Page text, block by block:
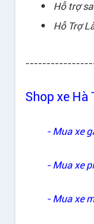
Hỗ trợ
Hỗ Trợ
Shop xe Hà
- Mua xe
- Mua xe
- Mua xe